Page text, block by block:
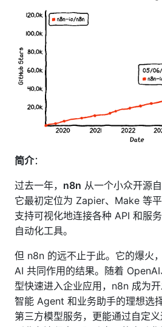
简介：
过去一年， n8n 从一个小众开源
它最初定位为 Zapier、Make 等平
支持可视化地连接各种 API 和服
自动化工具。
但 n8n 的远不止于此。它的爆火
AI 共同作用的结果。随着
型快速进入企业应用，n8n 成为开
智能 Agent 和业务助手的理想选
第三方模型服务，更能通过自定